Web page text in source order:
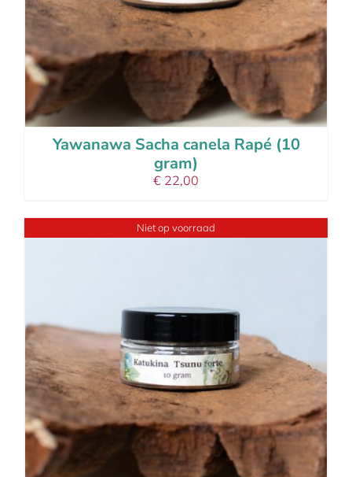
Yawanawa Sacha canela Rapé (10
gram)
€ 22,00
Niet op voorraad
details